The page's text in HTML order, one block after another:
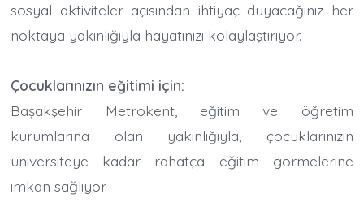
sosyal aktiviteler açısından ihtiyaç duyacağınız her
noktaya yakınlığıyla hayatınızı kolaylaştırıyor.
Çocuklarınızın eğitimi için:
Başakşehir Metrokent, eğitim ve öğretim
kurumlarına olan yakınlığıyla, çocuklarınızın
üniversiteye kadar rahatça eğitim görmelerine
imkan sağlıyor.